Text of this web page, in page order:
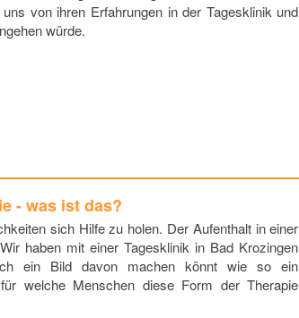
uns von ihren Erfahrungen in der Tagesklinik und
würde.
- was ist das?
sich Hilfe zu holen. Der Aufenthalt in einer
haben mit einer Tagesklinik in Bad Krozingen
ein Bild davon machen könnt wie so ein
welche Menschen diese Form der Therapie